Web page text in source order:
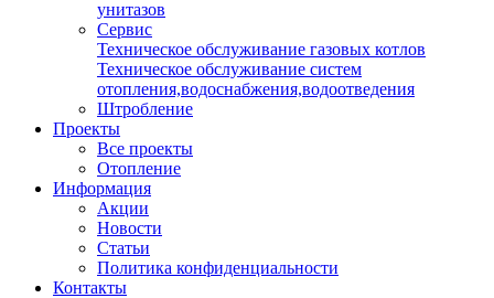
унитазов
Сервис
Техническое обслуживание газовых котлов
Техническое обслуживание систем
отопления,водоснабжения,водоотведения
Штробление
Проекты
Все проекты
Отопление
Информация
Акции
Новости
Статьи
Политика конфиденциальности
Контакты